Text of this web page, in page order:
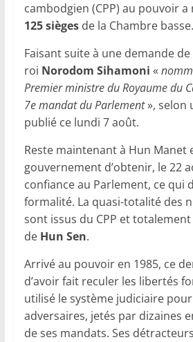
cambodgien (CPP) au pouvoir
125 siègesde la Chambre basse.
Faisant suite à une demande de
roi Norodom Sihamoni «
Premier ministre du Royaume du
7e mandat du Parlement», selon
publié ce lundi 7 août.
Reste maintenant à Hun Manet
gouvernement d’obtenir, le 22
confiance au Parlement, ce qui
formalité. La quasi-totalité des
sont issus du CPP et
de Hun Sen.
Arrivé au pouvoir en 1985, ce
d’avoir fait reculer les libertés
utilisé le système judiciaire
adversaires, jetés par dizaines
de ses mandats. Ses